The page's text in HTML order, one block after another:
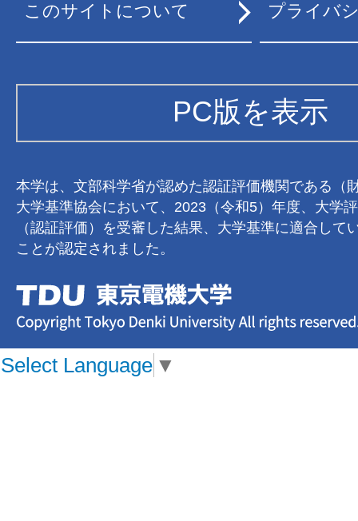
このサイトについて プライバ
PC版を表示
本学は、文部科学省が認めた認証評価機関である（
大学基準協会において、2023（令和5）年度、大学
（認証評価）を受審した結果、大学基準に適合して
ことが認定されました。
Select Language ▼